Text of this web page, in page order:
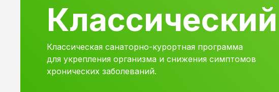
Классический
Классическая санаторно-курортная программа
для укрепления организма и снижения симптомов
хронических заболеваний.